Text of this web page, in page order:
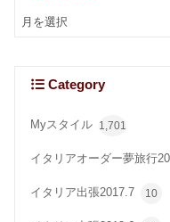
Category
Myスタイル 1,701
イタリアオーダー夢旅行
イタリア出張2017.7 10